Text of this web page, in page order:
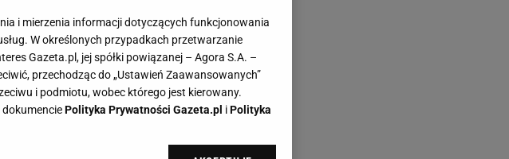
i mierzenia informacji dotyczących funkcjonowania
W określonych przypadkach przetwarzanie
Gazeta.pl, jej spółki powiązanej – Agora S.A. –
przechodząc do „Ustawień Zaawansowanych”
i podmiotu, wobec którego jest kierowany.
Polityka Prywatności Gazeta.pl iPolityka